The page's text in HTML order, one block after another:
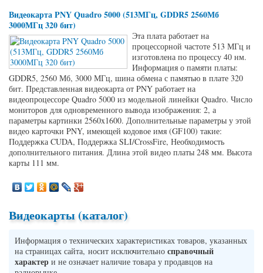
Видеокарта PNY Quadro 5000 (513МГц, GDDR5 2560Мб
3000МГц 320 бит)
Эта плата работает на
процессорной частоте 513 МГц и
изготовлена по процессу 40 нм.
Информация о памяти платы:
GDDR5, 2560 Мб, 3000 МГц, шина обмена с памятью в плате 320
бит. Представленная видеокарта от PNY работает на
видеопроцессоре Quadro 5000 из модельной линейки Quadro. Число
мониторов для одновременного вывода изображения: 2, а
параметры картинки 2560x1600. Дополнительные параметры у этой
видео карточки PNY, имеющей кодовое имя (GF100) такие:
Поддержка CUDA, Поддержка SLI/CrossFire, Необходимость
дополнительного питания. Длина этой видео платы 248 мм. Высота
карты 111 мм.
Видеокарты (каталог)
Информация о технических характеристиках товаров, указанных
на страницах сайта, носит исключительно справочный
характер и не означает наличие товара у продавцов на